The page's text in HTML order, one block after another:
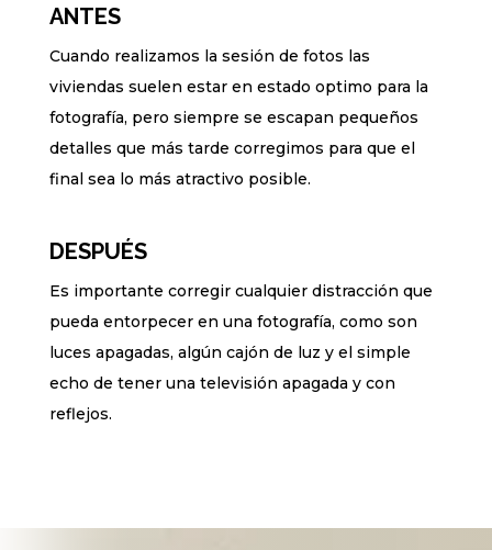
ANTES
Cuando realizamos la sesión de fotos las
viviendas suelen estar en estado optimo para la
fotografía, pero siempre se escapan pequeños
detalles que más tarde corregimos para que el
final sea lo más atractivo posible.
DESPUÉS
Es importante corregir cualquier distracción que
pueda entorpecer en una fotografía, como son
luces apagadas, algún cajón de luz y el simple
echo de tener una televisión apagada y con
reflejos.